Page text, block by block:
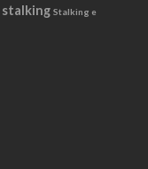
stalking Stalking e